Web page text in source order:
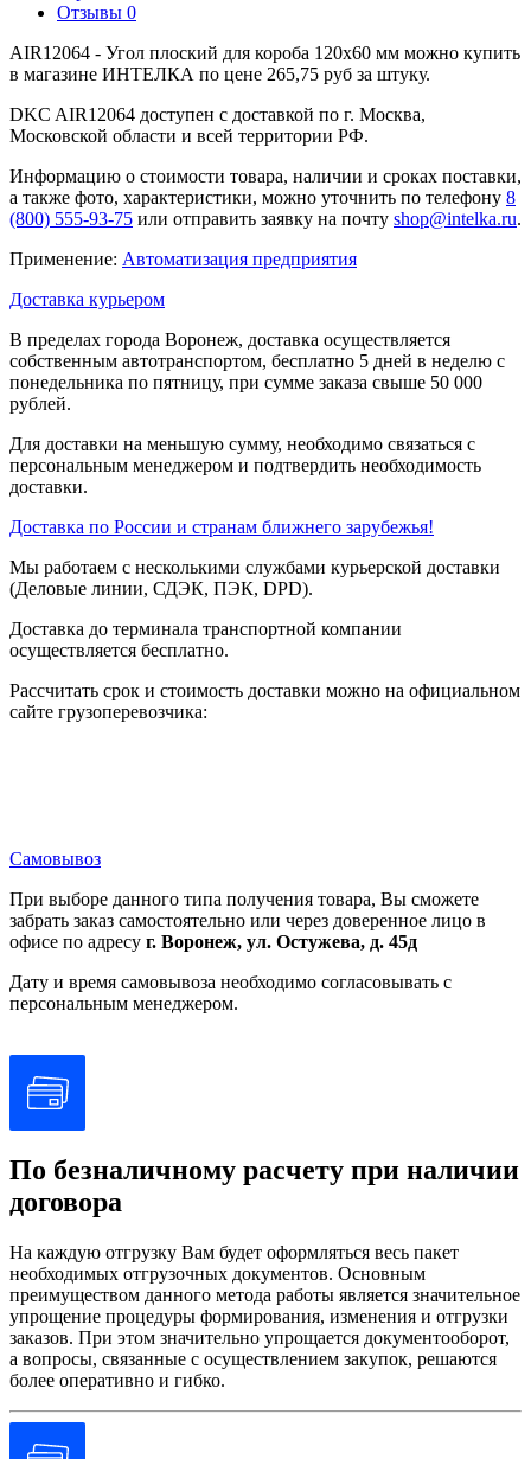
Отзывы 0
AIR12064 - Угол плоский для короба 120х60 мм можно купить
в магазине ИНТЕЛКА по цене 265,75 руб за штуку.
DKC AIR12064 доступен с доставкой по г. Москва,
Московской области и всей территории РФ.
Информацию о стоимости товара, наличии и сроках поставки,
а также фото, характеристики, можно уточнить по телефону 8
(800) 555-93-75 или отправить заявку на почту shop@intelka.ru.
Применение: Автоматизация предприятия
Доставка курьером
В пределах города Воронеж, доставка осуществляется
собственным автотранспортом, бесплатно 5 дней в неделю с
понедельника по пятницу, при сумме заказа свыше 50 000
рублей.
Для доставки на меньшую сумму, необходимо связаться с
персональным менеджером и подтвердить необходимость
доставки.
Доставка по России и странам ближнего зарубежья!
Мы работаем с несколькими службами курьерской доставки
(Деловые линии, СДЭК, ПЭК, DPD).
Доставка до терминала транспортной компании
осуществляется бесплатно.
Рассчитать срок и стоимость доставки можно на официальном
сайте грузоперевозчика:
Самовывоз
При выборе данного типа получения товара, Вы сможете
забрать заказ самостоятельно или через доверенное лицо в
офисе по адресу г. Воронеж, ул. Остужева, д. 45д
Дату и время самовывоза необходимо согласовывать с
персональным менеджером.
По безналичному расчету при наличии
договора
На каждую отгрузку Вам будет оформляться весь пакет
необходимых отгрузочных документов. Основным
преимуществом данного метода работы является значительное
упрощение процедуры формирования, изменения и отгрузки
заказов. При этом значительно упрощается документооборот,
а вопросы, связанные с осуществлением закупок, решаются
более оперативно и гибко.